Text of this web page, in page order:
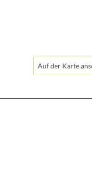
Auf der Karte